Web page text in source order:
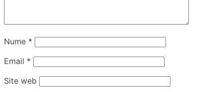
Nume *
Email *
Site web